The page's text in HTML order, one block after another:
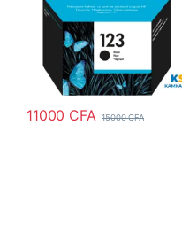
11000 CFA 15000CFA